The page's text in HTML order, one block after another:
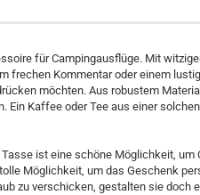
für Campingausflüge. Mit
frechen Kommentar oder einem
möchten. Aus robustem
Ein Kaffee oder Tee aus einer
ist eine schöne Möglichkeit,
Möglichkeit, um das Geschenk
zu verschicken, gestalten sie